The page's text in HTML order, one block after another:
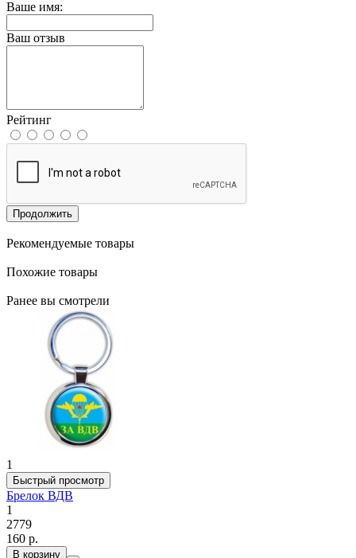
Ваше имя:
Ваш отзыв
Рейтинг
Продолжить
Рекомендуемые товары
Похожие товары
Ранее вы смотрели
1
Быстрый просмотр
Брелок ВДВ
1
2779
160 р.
В корзину